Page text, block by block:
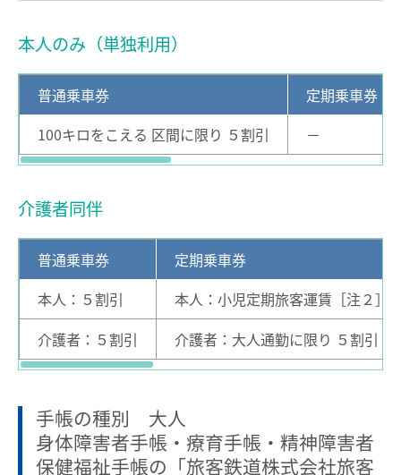
名鉄名古屋駅のりば案内
中部国際空港駅のりば案内
その他
列車運行に支障がある場合の取扱い
路線別時刻表
お客さまサービス向上に関する取り組み
名古屋鉄道におけるマナー向上の取り組みについて
でんしゃ旅・おトクなきっぷ
ハイキング・巡拝
ハイキング・巡拝トップ
沿線情報
本人のみ（単独利用）
普通乗車券
定期乗車券
100キロをこえる 区間に限り ５割引
－
介護者同伴
普通乗車券
定期乗車券
本人：５割引
本人：小児定期旅客運賃［注２］
介護者：５割引
介護者：大人通勤に限り ５割引［
手帳の種別 大人
身体障害者手帳・療育手帳・精神障害者
保健福祉手帳の「旅客鉄道株式会社旅客